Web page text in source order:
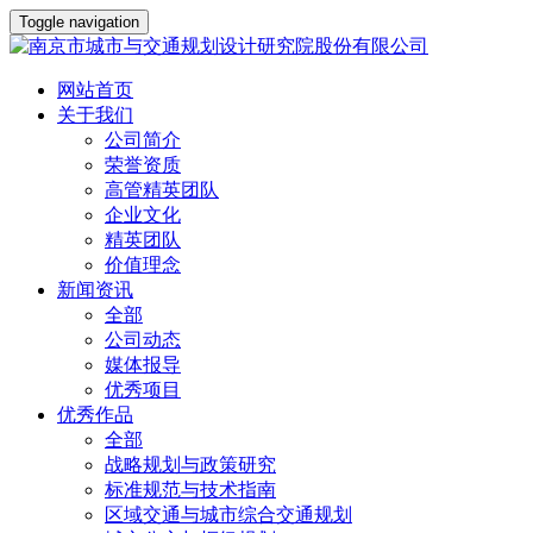
Toggle navigation
网站首页
关于我们
公司简介
荣誉资质
高管精英团队
企业文化
精英团队
价值理念
新闻资讯
全部
公司动态
媒体报导
优秀项目
优秀作品
全部
战略规划与政策研究
标准规范与技术指南
区域交通与城市综合交通规划